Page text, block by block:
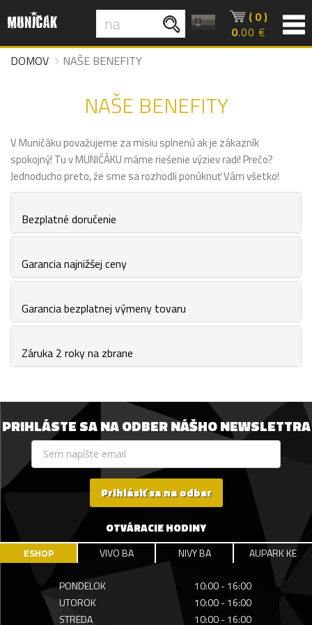
( 0 )
0.00 €
DOMOV
NAŠE BENEFITY
NAŠE BENEFITY
V Muničáku považujeme za misiu splnenú ak je zákazník
spokojný! Tu v MUNIČÁKU máme riešenie výziev radi! Prečo?
Jednoducho preto, že sme sa rozhodli ponúknuť Vám všetko!
Bezplatné doručenie
Garancia najnižšej ceny
Garancia bezplatnej výmeny tovaru
Záruka 2 roky na zbrane
PRIHLÁSTE SA NA ODBER NÁŠHO NEWSLETTRA
Prihlásiť sa na odber
OTVÁRACIE HODINY
ESHOP VIVO BA NIVY BA AUPARK KE
PONDELOK
10:00 - 16:00
UTOROK
10:00 - 16:00
STREDA
10:00 - 16:00